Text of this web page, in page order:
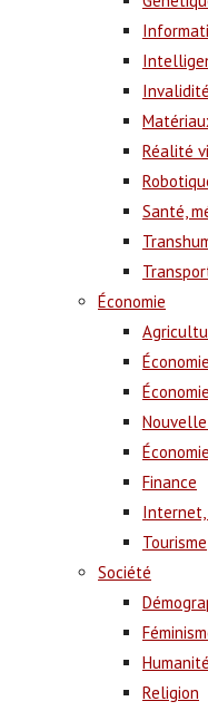
Réalité
Santé,
Économie
Finance
Internet,
Tourisme
Société
Humanité
Religion